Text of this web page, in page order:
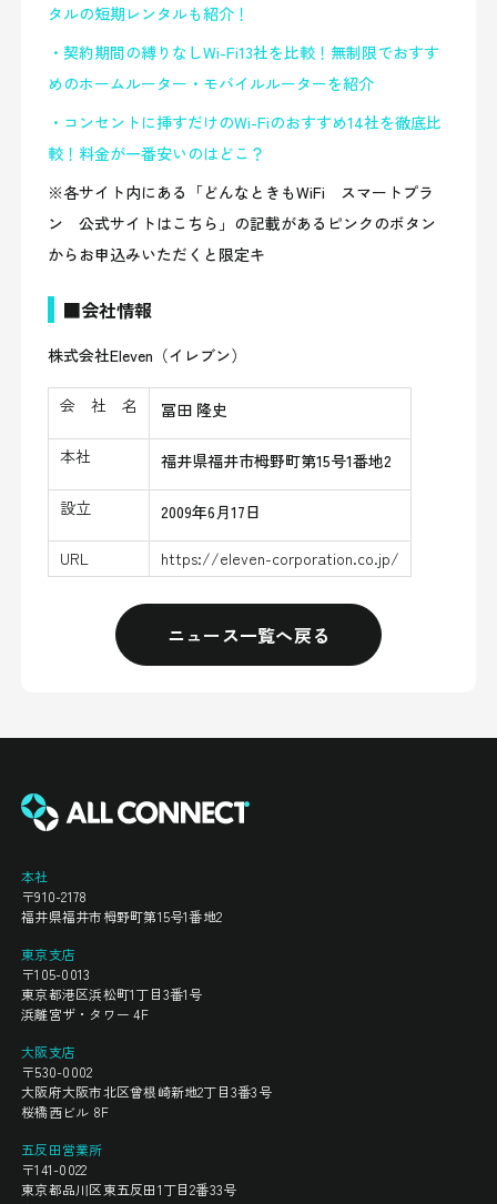
タルの短期レンタルも紹介！
・契約期間の縛りなしWi-Fi13社を比較！無制限でおすす
めのホームルーター・モバイルルーターを紹介
・コンセントに挿すだけのWi-Fiのおすすめ14社を徹底比
較！料金が一番安いのはどこ？
※各サイト内にある「どんなときもWiFi スマートプラ
ン 公式サイトはこちら」の記載があるピンクのボタン
からお申込みいただくと限定キ
■会社情報
株式会社Eleven（イレブン）
会 社 名 冨田 隆史
本社 福井県福井市栂野町第15号1番地2
設立 2009年6月17日
URL https://eleven-corporation.co.jp/
ニュース一覧へ戻る
本社
〒910-2178
福井県福井市栂野町第15号1番地2
東京支店
〒105-0013
東京都港区浜松町1丁目3番1号
浜離宮ザ・タワー 4F
大阪支店
〒530-0002
大阪府大阪市北区曾根崎新地2丁目3番3号
桜橋西ビル 8F
五反田営業所
〒141-0022
東京都品川区東五反田1丁目2番33号